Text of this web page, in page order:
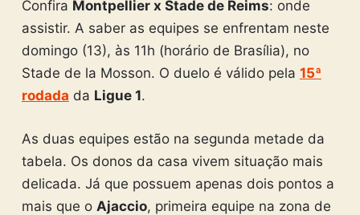
Confira Montpellier x Stade de Reims: onde
assistir. A saber as equipes se enfrentam neste
domingo (13), às 11h (horário de Brasília), no
Stade de la Mosson. O duelo é válido pela 15ª
rodada da Ligue 1.
As duas equipes estão na segunda metade da
tabela. Os donos da casa vivem situação mais
delicada. Já que possuem apenas dois pontos a
mais que o Ajaccio, primeira equipe na zona de